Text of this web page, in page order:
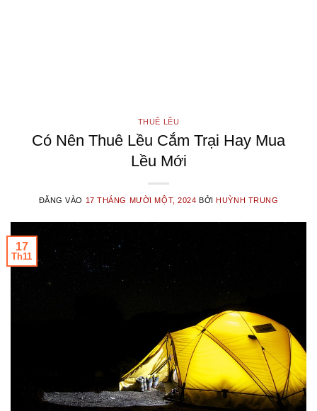
THUÊ LỀU
Có Nên Thuê Lều Cắm Trại Hay Mua
Lều Mới
ĐĂNG VÀO 17 THÁNG MƯỜI MỘT, 2024 BỞIHUỲNH TRUNG
17
Th11